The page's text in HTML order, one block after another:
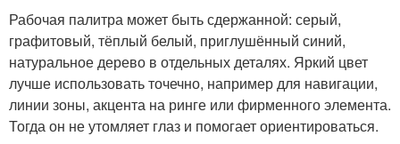
Рабочая палитра может быть сдержанной: серый,
графитовый, тёплый белый, приглушённый синий,
натуральное дерево в отдельных деталях. Яркий цвет
лучше использовать точечно, например для навигации,
линии зоны, акцента на ринге или фирменного элемента.
Тогда он не утомляет глаз и помогает ориентироваться.